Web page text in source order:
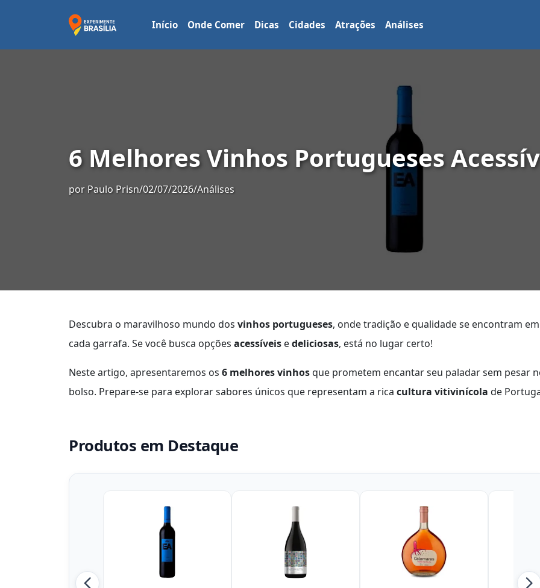
Início Onde Comer Dicas Cidades Atrações Análises
6 Melhores Vinhos Portugueses
por Paulo Prisn/02/07/2026/Análises
Descubra o maravilhoso mundo dos vinhos portugueses, onde tradição e qualidade se encontram em
cada garrafa. Se você busca opções acessíveis edeliciosas, está no lugar certo!
Neste artigo, apresentaremos os 6 melhores vinhosque prometem encantar seu paladar sem pesar
bolso. Prepare-se para explorar sabores únicos que representam a rica cultura vitivinícola de
Produtos em Destaque